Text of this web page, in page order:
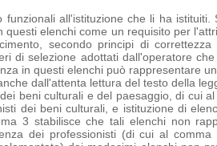
funzionali all'istituzione che li ha istituiti.
questi elenchi come un requisito per
secondo principi di
di selezione adottati dall'operatore
in questi elenchi può rappresentare
dall'attenta lettura del testo della
beni culturali e del paesaggio, di cui
dei beni culturali, e istituzione di
3 stabilisce che tali elenchi non
dei professionisti (di cui al